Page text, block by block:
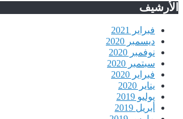
الأرشيف
فبراير 2021
ديسمبر 2020
نوفمبر 2020
سبتمبر 2020
فبراير 2020
يناير 2020
يوليو 2019
أبريل 2019